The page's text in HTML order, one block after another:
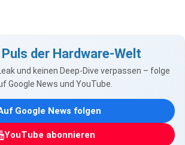
Puls der Hardware-Welt
und keinen Deep-Dive verpassen – folge
Google News und YouTube.
Google News folgen
YouTube abonnieren